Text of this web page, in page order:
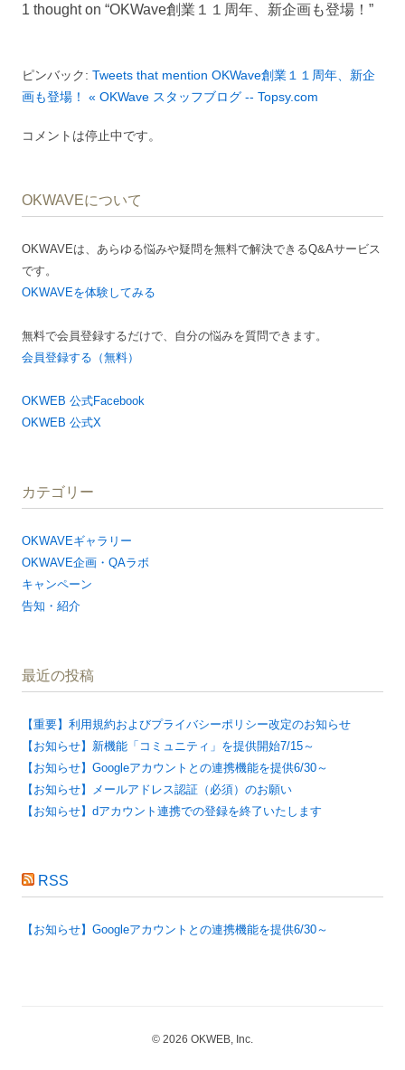
ー
ョ
ン
1 thought on “OKWave創業１１周年、新企画も登場！ ”
ピンバック: Tweets that mention OKWave創業１１周年、新企
画も登場！ « OKWave スタッフブログ -- Topsy.com
コメントは停止中です。
OKWAVEについて
OKWAVEは、あらゆる悩みや疑問を無料で解決できるQ&Aサービス
です。
OKWAVEを体験してみる
無料で会員登録するだけで、自分の悩みを質問できます。
会員登録する（無料）
OKWEB 公式Facebook
OKWEB 公式X
カテゴリー
OKWAVEギャラリー
OKWAVE企画・QAラボ
キャンペーン
告知・紹介
最近の投稿
【重要】利用規約およびプライバシーポリシー改定のお知らせ
【お知らせ】新機能「コミュニティ」を提供開始7/15～
【お知らせ】Googleアカウントとの連携機能を提供6/30～
【お知らせ】メールアドレス認証（必須）のお願い
【お知らせ】dアカウント連携での登録を終了いたします
RSS
【お知らせ】Googleアカウントとの連携機能を提供6/30～
© 2026 OKWEB, Inc.